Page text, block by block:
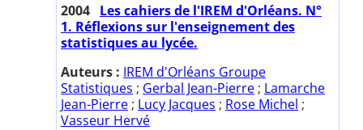
2004 Les cahiers de l'IREM d'Orléans. N°
1. Réflexions sur l'enseignement des
statistiques au lycée.
Auteurs : IREM d'Orléans Groupe
Statistiques ; Gerbal Jean-Pierre ; Lamarche
Jean-Pierre ; Lucy Jacques ; Rose Michel ;
Vasseur Hervé